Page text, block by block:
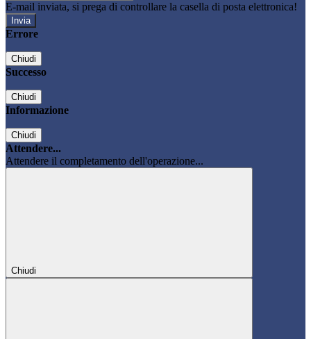
E-mail inviata, si prega di controllare la casella di posta elettronica!
Errore
Chiudi
Successo
Chiudi
Informazione
Chiudi
Attendere...
Attendere il completamento dell'operazione...
Chiudi